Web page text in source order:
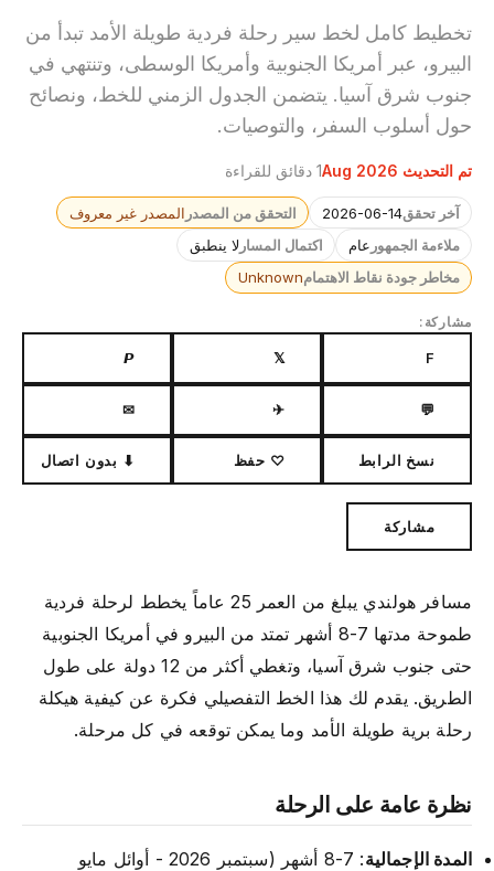
تخطيط كامل لخط سير رحلة فردية طويلة الأمد تبدأ من
البيرو، عبر أمريكا الجنوبية وأمريكا الوسطى، وتنتهي في
جنوب شرق آسيا. يتضمن الجدول الزمني للخط، ونصائح
حول أسلوب السفر، والتوصيات.
تم التحديث Aug 2026 1 دقائق للقراءة
آخر تحقق2026-06-14 التحقق من المصدر المصدر غير معروف
ملاءمة الجمهور عام اكتمال المسار لا ينطبق
مخاطر جودة نقاط الاهتمامUnknown
مشاركة:
F
𝕏
𝙋
💬
✈
✉
نسخ الرابط ♡ حفظ ⬇ بدون اتصال
مشاركة
مسافر هولندي يبلغ من العمر 25 عاماً يخطط لرحلة فردية
طموحة مدتها 7-8 أشهر تمتد من البيرو في أمريكا الجنوبية
حتى جنوب شرق آسيا، وتغطي أكثر من 12 دولة على طول
الطريق. يقدم لك هذا الخط التفصيلي فكرة عن كيفية هيكلة
رحلة برية طويلة الأمد وما يمكن توقعه في كل مرحلة.
نظرة عامة على الرحلة
المدة الإجمالية
: 7-8 أشهر (سبتمبر 2026 - أوائل مايو